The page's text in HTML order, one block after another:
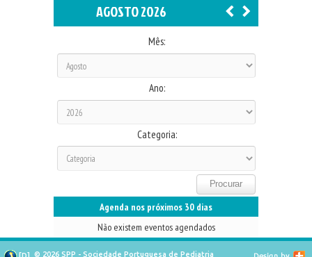
AGOSTO 2026
Mês:
Ano:
Categoria:
Agenda nos próximos 30 dias
Não existem eventos agendados
© 2026 SPP - Sociedade Portuguesa de Pediatria